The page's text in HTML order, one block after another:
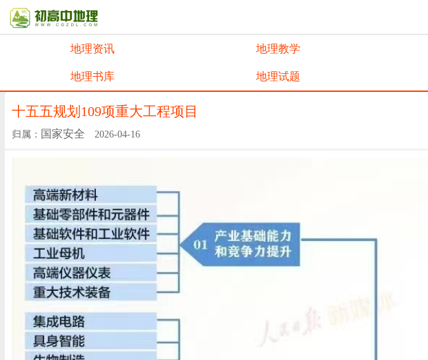
地理资讯 地理教学
地理书库 地理试题
十五五规划109项重大工程项目
归属： 国家安全 2026-04-16